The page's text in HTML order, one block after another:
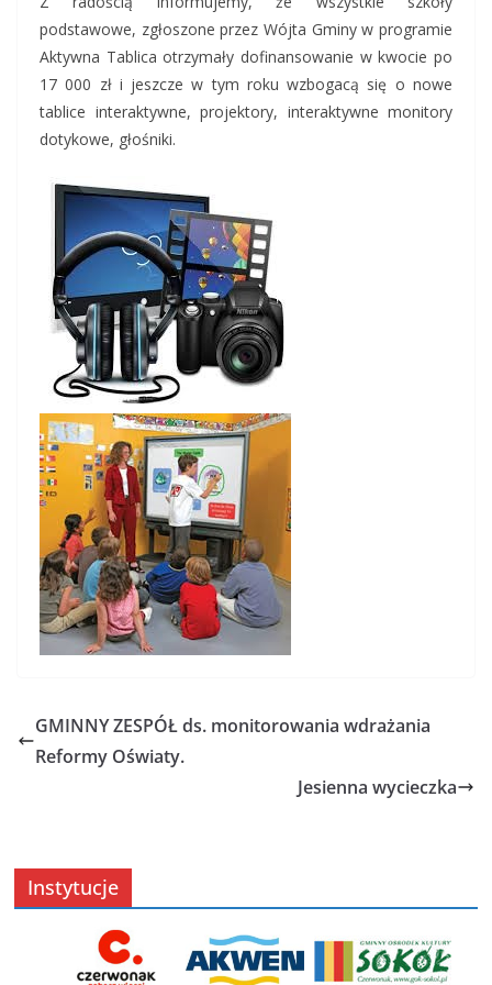
podstawowe, zgłoszone przez Wójta Gminy w programie
Aktywna Tablica otrzymały dofinansowanie w kwocie po
17 000 zł i jeszcze w tym roku wzbogacą się o nowe
tablice interaktywne, projektory, interaktywne monitory
dotykowe, głośniki.
GMINNY ZESPÓŁ ds. monitorowania wdrażania
Reformy Oświaty.
Jesienna wycieczka
Instytucje